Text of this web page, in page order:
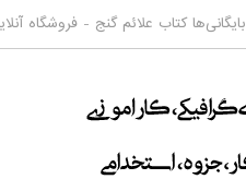
بایگانی‌ها کتاب علائم گنج - فروشگاه